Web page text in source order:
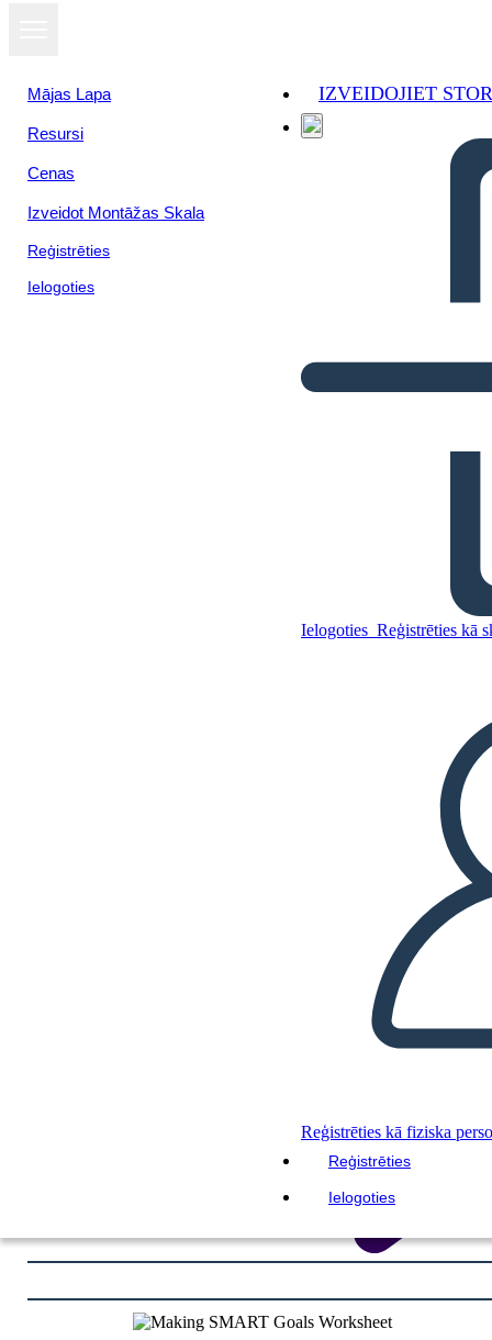
Mājas Lapa
Resursi
Cenas
Izveidot Montāžas Skala
Reģistrēties
Ielogoties
IZVEIDOJIET
Ielogoties Reģistrēties kā
Reģistrēties kā fiziska
Reģistrēties
Ielogoties